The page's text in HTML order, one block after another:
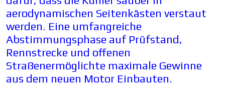
aerodynamischen Seitenkästen verstaut
werden. Eine umfangreiche
Abstimmungsphase auf Prüfstand,
Rennstrecke und offenen
Straßenermöglichte maximale Gewinne
aus dem neuen Motor Einbauten.